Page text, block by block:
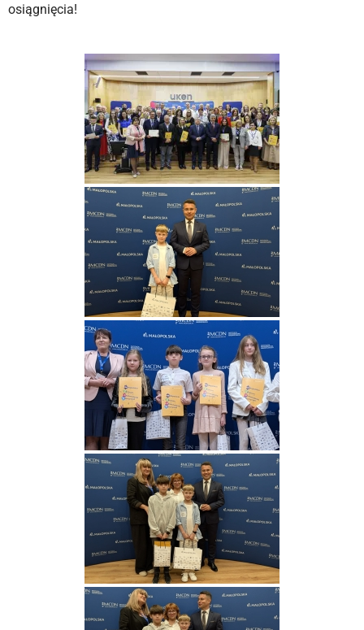
osiągnięcia!